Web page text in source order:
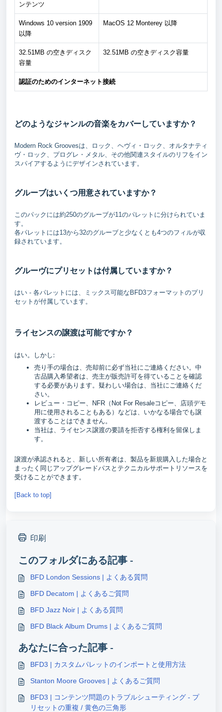
ンテンツ
Windows 10 version 1909
以降
MacOS 12 Monterey 以降
32.51MB の空きディスク
容量
32.51MB の空きディスク容量
認証のためのインターネット接続
どのようなジャンルの音楽をカバーしていますか？
Modern Rock Groovesは、ロック、ヘヴィ・ロック、オルタナティ
ヴ・ロック、プログレ・メタル、その他関連スタイルのリフをイン
スパイアするようにデザインされています。
グルーブはいくつ用意されていますか？
このパックには約250のグルーブが11のパレットに分けられていま
す。
各パレットには13から32のグルーブと少なくとも4つのフィルが収
録されています。
グルーヴにプリセットは付属していますか？
はい - 各パレットには、ミックス可能なBFD3フォーマットのプリ
セットが付属しています。
ライセンスの譲渡は可能ですか？
はい。しかし:
売り手の場合は、売却前に必ず当社にご連絡ください。中
古品購入希望者は、売主が販売許可を得ていることを確認
する必要があります。疑わしい場合は、当社にご連絡くだ
さい。
レビュー・コピー、NFR（Not For Resaleコピー、店頭デモ
用に使用されることもある）などは、いかなる場合でも譲
渡することはできません。
当社は、ライセンス譲渡の要請を拒否する権利を留保しま
す。
譲渡が承認されると、新しい所有者は、製品を新規購入した場合と
まったく同じアップグレードパスとテクニカルサポートリソースを
受けることができます。
[Back to top]
印刷
このフォルダにある記事 -
BFD London Sessions | よくある質問
BFD Decatom | よくあるご質問
BFD Jazz Noir | よくある質問
BFD Black Album Drums | よくあるご質問
あなたに合った記事 -
BFD3 | カスタムパレットのインポートと使用方法
Stanton Moore Grooves | よくあるご質問
BFD3 | コンテンツ問題のトラブルシューティング - プ
リセットの重複 / 黄色の三角形